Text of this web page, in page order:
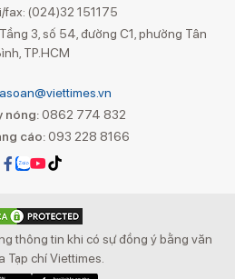
fax: (024)32 151175
3, số 54, đường C1, phường Tân
TP.HCM
nóng: 0862 774 832
cáo:093 228 8166
thông tin khi có sự đồng ý bằng văn
Tạp chí Viettimes.